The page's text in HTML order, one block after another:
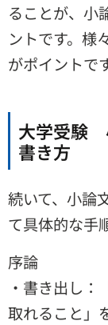
ることが、小
ントです。様
がポイントです
大学受験
書き方
続いて、小論
て具体的な手
序論
・書き出し
取れること」